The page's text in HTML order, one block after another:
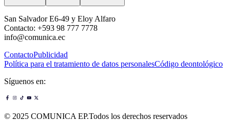
San Salvador E6-49 y Eloy Alfaro
Contacto: +593 98 777 7778
info@comunica.ec
ContactoPublicidad
Política para el tratamiento de datos personalesCódigo deontológico
Síguenos en:
© 2025 COMUNICA EP.Todos los derechos reservados